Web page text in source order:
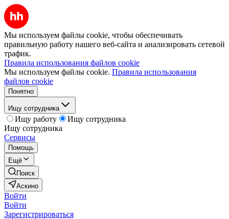
Мы используем файлы cookie, чтобы обеспечивать
правильную работу нашего веб-сайта и анализировать сетевой
трафик.
Правила использования файлов cookie
Мы используем файлы cookie. Правила использования
файлов cookie
Понятно
Ищу сотрудника
Ищу работу
Ищу сотрудника
Ищу сотрудника
Сервисы
Помощь
Ещё
Поиск
Аскино
Войти
Войти
Зарегистрироваться